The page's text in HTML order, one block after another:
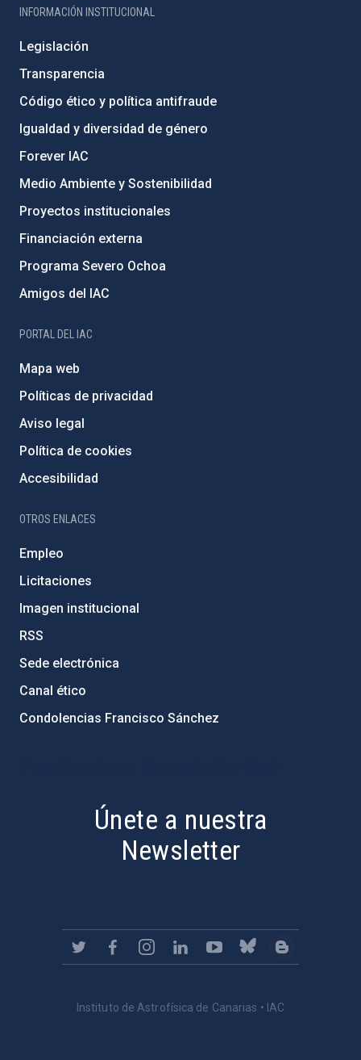
INFORMACIÓN INSTITUCIONAL
Legislación
Transparencia
Código ético y política antifraude
Igualdad y diversidad de género
Forever IAC
Medio Ambiente y Sostenibilidad
Proyectos institucionales
Financiación externa
Programa Severo Ochoa
Amigos del IAC
PORTAL DEL IAC
Mapa web
Políticas de privacidad
Aviso legal
Política de cookies
Accesibilidad
OTROS ENLACES
Empleo
Licitaciones
Imagen institucional
RSS
Sede electrónica
Canal ético
Condolencias Francisco Sánchez
Únete a nuestra
Newsletter
Instituto de Astrofísica de Canarias • IAC